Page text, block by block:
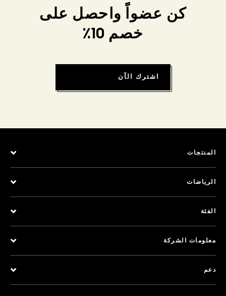
كن عضواً واحصل على
خصم 10٪
اشترك الآن
المنتجات
الرياضات
الفئة
معلومات الشركة
دعم